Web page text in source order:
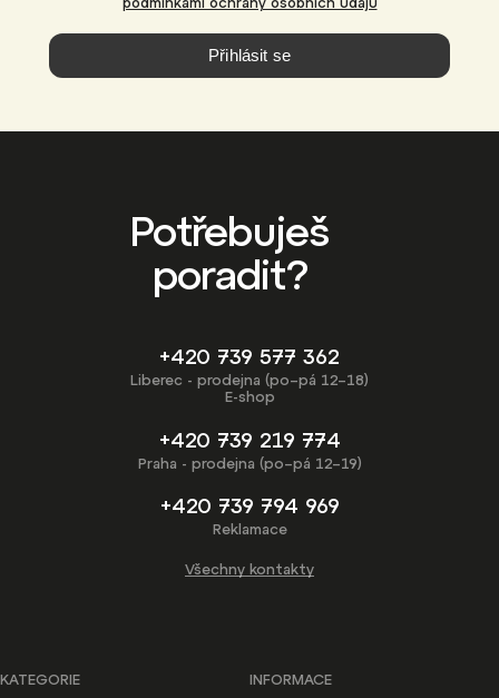
Přihlásit se
Potřebuješ
poradit?
+420 739 577 362
Liberec - prodejna (po–pá 12–18)
E-shop
+420 739 219 774
Praha - prodejna (po–pá 12–19)
+420 739 794 969
Reklamace
Všechny kontakty
KATEGORIE INFORMACE